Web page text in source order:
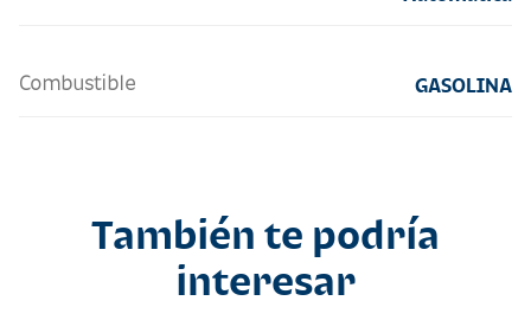
Combustible GASOLINA
También te podría
interesar